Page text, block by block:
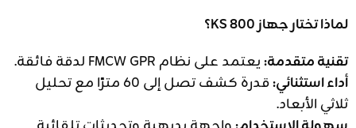
لماذا تختار جهاز KS 800؟
تقنية متقدمة:يعتمد على نظام FMCW GPR لدقة فائقة.
أداء استثنائي:
قدرة كشف تصل إلى 60 مترًا مع تحليل
ثلاثي الأبعاد.